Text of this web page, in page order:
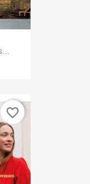
favorite_border